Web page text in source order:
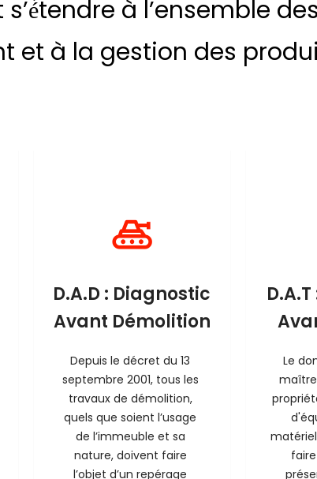
à l’ensemble
et à la gestion des
D.A.D : Diagnostic
Avant Démolition
Depuis le décret du 13
septembre 2001, tous les
travaux de démolition,
quels que soient l’usage
de l’immeuble et sa
nature, doivent faire
l’objet d’un repérage
Le